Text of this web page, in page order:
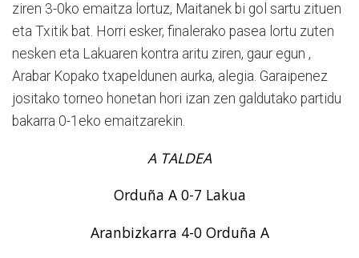
ziren 3-0ko emaitza lortuz, Maitanek bi gol sartu zituen
eta Txitik bat. Horri esker, finalerako pasea lortu zuten
nesken eta Lakuaren kontra aritu ziren, gaur egun ,
Arabar Kopako txapeldunen aurka, alegia. Garaipenez
jositako torneo honetan hori izan zen galdutako partidu
bakarra 0-1eko emaitzarekin.
A TALDEA
Orduña A 0-7 Lakua
Aranbizkarra 4-0 Orduña A